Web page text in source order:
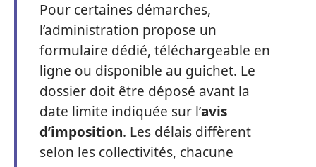
Pour certaines démarches,
l’administration propose un
formulaire dédié, téléchargeable en
ligne ou disponible au guichet. Le
dossier doit être déposé avant la
date limite indiquée sur l’avis
d’imposition. Les délais diffèrent
selon les collectivités, chacune